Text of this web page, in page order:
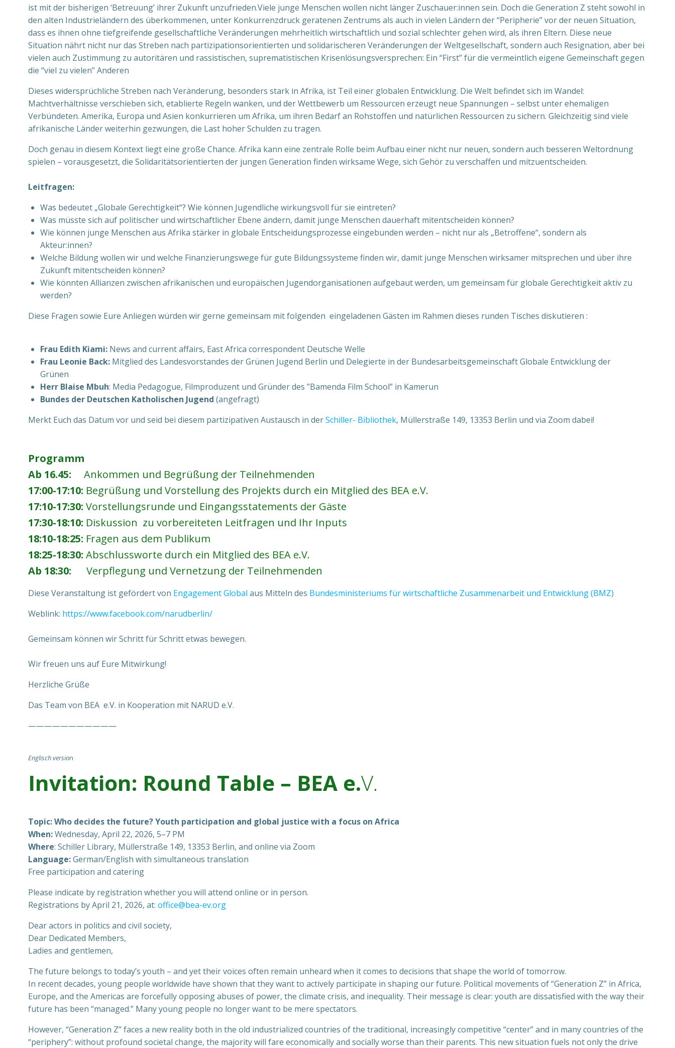
ist mit der bisherigen ‘Betreuung’ ihrer Zukunft unzufrieden.Viele junge Menschen wollen nicht länger Zuschauer:innen sein. Doch die Generation Z steht sowohl in
den alten Industrieländern des überkommenen, unter Konkurrenzdruck geratenen Zentrums als auch in vielen Ländern der “Peripherie” vor der neuen Situation,
dass es ihnen ohne tiefgreifende gesellschaftliche Veränderungen mehrheitlich wirtschaftlich und sozial schlechter gehen wird, als ihren Eltern. Diese neue
Situation nährt nicht nur das Streben nach partizipationsorientierten und solidarischeren Veränderungen der Weltgesellschaft, sondern auch Resignation, aber bei
vielen auch Zustimmung zu autoritären und rassistischen, suprematistischen Krisenlösungsversprechen: Ein “First” für die vermeintlich eigene Gemeinschaft gegen
die “viel zu vielen” Anderen
Dieses widersprüchliche Streben nach Veränderung, besonders stark in Afrika, ist Teil einer globalen Entwicklung. Die Welt befindet sich im Wandel:
Machtverhältnisse verschieben sich, etablierte Regeln wanken, und der Wettbewerb um Ressourcen erzeugt neue Spannungen – selbst unter ehemaligen
Verbündeten. Amerika, Europa und Asien konkurrieren um Afrika, um ihren Bedarf an Rohstoffen und natürlichen Ressourcen zu sichern. Gleichzeitig sind viele
afrikanische Länder weiterhin gezwungen, die Last hoher Schulden zu tragen.
Doch genau in diesem Kontext liegt eine große Chance. Afrika kann eine zentrale Rolle beim Aufbau einer nicht nur neuen, sondern auch besseren Weltordnung
spielen – vorausgesetzt, die Solidaritätsorientierten der jungen Generation finden wirksame Wege, sich Gehör zu verschaffen und mitzuentscheiden.
Leitfragen:
Was bedeutet „Globale Gerechtigkeit“? Wie können Jugendliche wirkungsvoll für sie eintreten?
Was müsste sich auf politischer und wirtschaftlicher Ebene ändern, damit junge Menschen dauerhaft mitentscheiden können?
Wie können junge Menschen aus Afrika stärker in globale Entscheidungsprozesse eingebunden werden – nicht nur als „Betroffene“, sondern als
Akteur:innen?
Welche Bildung wollen wir und welche Finanzierungswege für gute Bildungssysteme finden wir, damit junge Menschen wirksamer mitsprechen und über ihre
Zukunft mitentscheiden können?
Wie könnten Allianzen zwischen afrikanischen und europäischen Jugendorganisationen aufgebaut werden, um gemeinsam für globale Gerechtigkeit aktiv zu
werden?
Diese Fragen sowie Eure Anliegen würden wir gerne gemeinsam mit folgenden eingeladenen Gästen im Rahmen dieses runden Tisches diskutieren :
Frau Edith Kiami: News and current affairs, East Africa correspondent Deutsche Welle
Frau Leonie Back: Mitglied des Landesvorstandes der Grünen Jugend Berlin und Delegierte in der Bundesarbeitsgemeinschaft Globale Entwicklung der
Grünen
Herr Blaise Mbuh: Media Pedagogue, Filmproduzent und Gründer des ”Bamenda Film School” in Kamerun
Bundes der Deutschen Katholischen Jugend (angefragt)
Merkt Euch das Datum vor und seid bei diesem partizipativen Austausch in derSchiller- Bibliothek, Müllerstraße 149, 13353 Berlin und via Zoom dabei!
Programm
Ab 16.45: Ankommen und Begrüßung der Teilnehmenden
17:00-17:10: Begrüßung und Vorstellung des Projekts durch ein Mitglied des BEA e.V.
17:10-17:30: Vorstellungsrunde und Eingangsstatements der Gäste
17:30-18:10: Diskussion zu vorbereiteten Leitfragen und Ihr Inputs
18:10-18:25: Fragen aus dem Publikum
18:25-18:30: Abschlussworte durch ein Mitglied des BEA e.V.
Ab 18:30: Verpflegung und Vernetzung der Teilnehmenden
Diese Veranstaltung ist gefördert von Engagement Global aus Mitteln des Bundesministeriums für wirtschaftliche Zusammenarbeit und Entwicklung (BMZ)
Weblink: https://www.facebook.com/narudberlin/
Gemeinsam können wir Schritt für Schritt etwas bewegen.
Wir freuen uns auf Eure Mitwirkung!
Herzliche Grüße
Das Team von BEA e.V. in Kooperation mit NARUD e.V.
———————————
Englisch version
Invitation: Round Table – BEA e.V.
Topic:Who decides the future? Youth participation and global justice with a focus on Africa
When:Wednesday, April 22, 2026, 5–7 PM
Where: Schiller Library, Müllerstraße 149, 13353 Berlin, and online via Zoom
Language:German/English with simultaneous translation
Free participation and catering
Please indicate by registration whether you will attend online or in person.
Registrations by April 21, 2026, at: office@bea-ev.org
Dear actors in politics and civil society,
Dear Dedicated Members,
Ladies and gentlemen,
The future belongs to today’s youth – and yet their voices often remain unheard when it comes to decisions that shape the world of tomorrow.
In recent decades, young people worldwide have shown that they want to actively participate in shaping our future. Political movements of “Generation Z” in Africa,
Europe, and the Americas are forcefully opposing abuses of power, the climate crisis, and inequality. Their message is clear: youth are dissatisfied with the way their
future has been “managed.” Many young people no longer want to be mere spectators.
However, “Generation Z” faces a new reality both in the old industrialized countries of the traditional, increasingly competitive “center” and in many countries of the
“periphery”: without profound societal change, the majority will fare economically and socially worse than their parents. This new situation fuels not only the drive